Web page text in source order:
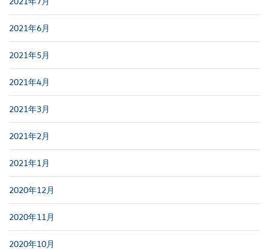
2021年6月
2021年5月
2021年4月
2021年3月
2021年2月
2021年1月
2020年12月
2020年11月
2020年10月